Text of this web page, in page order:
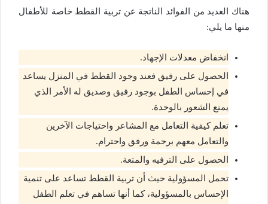
هناك العديد من الفوائد الناتجة عن تربية القطط خاصة للأطفال
منها ما يلي:
انخفاض معدلات الإجهاد.
الحصول على رفيق فعند وجود القطط في المنزل يساعد
في إحساس الطفل بوجود رفيق وصديق له الأمر الذي
يمنع الشعور بالوحدة.
تعلم كيفية التعامل مع المشاعر واحتياجات الآخرين
والتعامل معهم برحمة ورفق واحترام.
الحصول على الترفيه والمتعة.
تحمل المسؤولية حيث أن تربية القطط تساعد على تنمية
الإحساس بالمسؤولية، كما أنها تساهم في تعلم الطفل